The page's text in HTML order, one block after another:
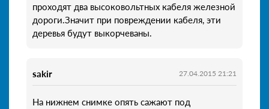
проходят два высоковольтных кабеля железной
дороги.Значит при повреждении кабеля, эти
деревья будут выкорчеваны.
sakir 27.04.2015 21:21
На нижнем снимке опять сажают под